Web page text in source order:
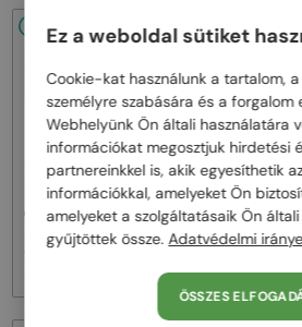
48/72
Dior—Napszemüvegek
CDIOR S1F - 35A0 D - 56
Dior
Ez a weboldal sütiket
Cookie-kat használunk a tartalom,
személyre szabására és a forgalom
Webhelyünk Ön általi használatára
információkat megosztjuk hirdetési
partnereinkkel is, akik egyesíthetik
információkkal, amelyeket Ön
amelyeket a szolgáltatásaik Ön
gyűjtöttek össze. Adatvédelmi
ÖSSZES